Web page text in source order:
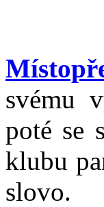
svému
poté se
klubu
slovo.